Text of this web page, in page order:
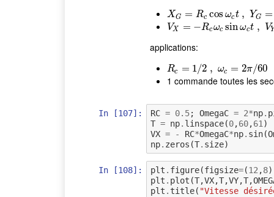
XG = Rc cos ωct , YG =
XG= Rc cos ωct, YG= R csin ωc
VX = −Rcωc sinωct , V
VX= −R cωcsinωct,VY=Rc ωc
applications:
Rc = 1/2 , ωc = 2π/60
Rc= 1/ 2,ωc = π/60
1 commande toutes les
In [107]: RC = 0.5; OmegaC = 2*np.
T = np. linspace(0,60,61 )
VX = - RC*OmegaC*np. sin(
np. zeros (T. size)
In [108]: plt . figure(figsize=(12 ,8
plt . plot (T,VX,T,VY,T,
plt . title( "Vitesse